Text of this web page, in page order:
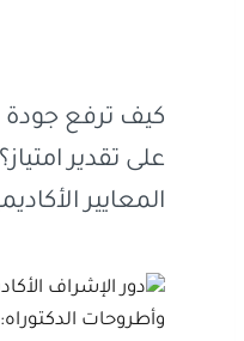
كيف ترفع جودة
على تقدير
المعايير